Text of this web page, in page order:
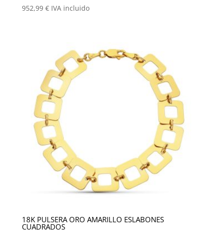
952,99 € IVA incluido
18K PULSERA ORO AMARILLO ESLABONES
CUADRADOS